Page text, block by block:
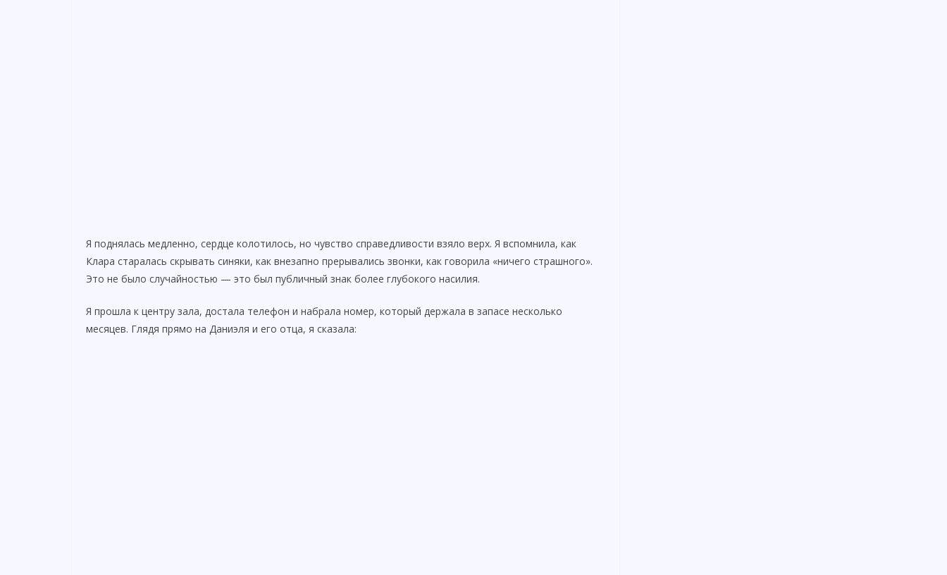
Я поднялась медленно, сердце колотилось, но чувство справедливости взяло верх. Я вспомнила, как
Клара старалась скрывать синяки, как внезапно прерывались звонки, как говорила «ничего страшного».
Это не было случайностью — это был публичный знак более глубокого насилия.
Я прошла к центру зала, достала телефон и набрала номер, который держала в запасе несколько
месяцев. Глядя прямо на Даниэля и его отца, я сказала: